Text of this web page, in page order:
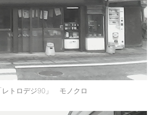
レトロデジ90」 モノクロ